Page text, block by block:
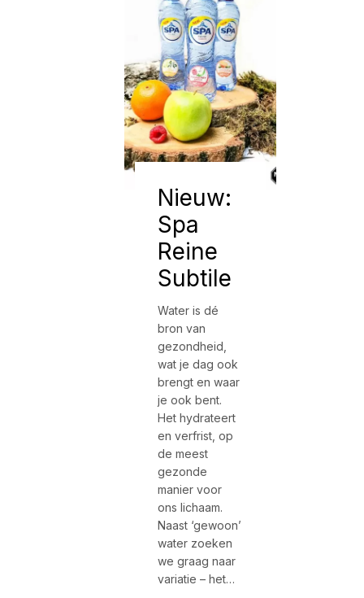
Nieuw:
Spa
Reine
Subtile
Water is dé
bron van
gezondheid,
wat je dag ook
brengt en waar
je ook bent.
Het hydrateert
en verfrist, op
de meest
gezonde
manier voor
ons lichaam.
Naast ‘gewoon’
water zoeken
we graag naar
variatie – het…